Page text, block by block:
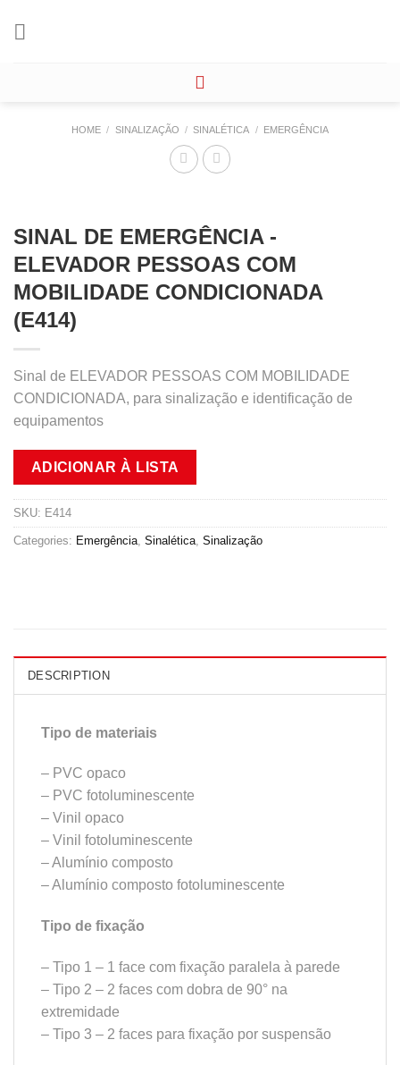
HOME / SINALIZAÇÃO / SINALÉTICA / EMERGÊNCIA
SINAL DE EMERGÊNCIA -
ELEVADOR PESSOAS COM
MOBILIDADE CONDICIONADA
(E414)
Sinal de ELEVADOR PESSOAS COM MOBILIDADE
CONDICIONADA, para sinalização e identificação de
equipamentos
ADICIONAR À LISTA
SKU: E414
Categories: Emergência Sinalética Sinalização
DESCRIPTION
Tipo de materiais
– PVC opaco
– PVC fotoluminescente
– Vinil opaco
– Vinil fotoluminescente
– Alumínio composto
– Alumínio composto fotoluminescente
Tipo de fixação
– Tipo 1 – 1 face com fixação paralela à parede
– Tipo 2 – 2 faces com dobra de 90° na
extremidade
– Tipo 3 – 2 faces para fixação por suspensão